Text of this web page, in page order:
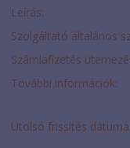
Leírás:
Szolgáltató általános
Számlafizetés
További információk:
Utolsó frissítés dátuma: